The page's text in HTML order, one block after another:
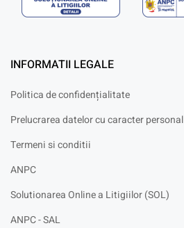
INFORMATII LEGALE
Politica de confidențialitate
Prelucrarea datelor cu caracter personal
Termeni si conditii
ANPC
Solutionarea Online a Litigiilor (SOL)
ANPC - SAL